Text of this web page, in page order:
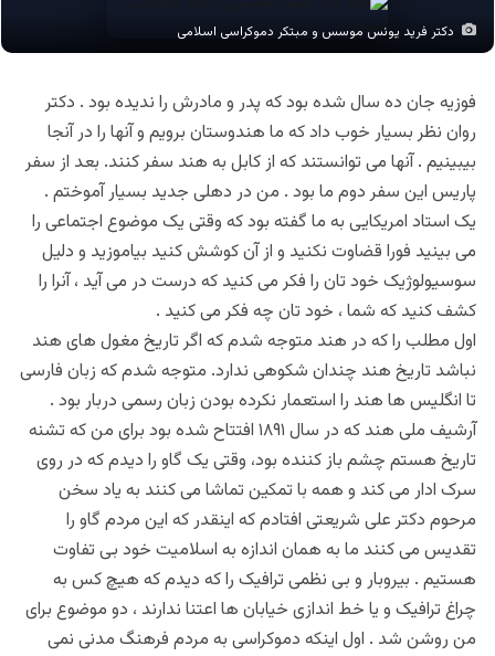
دکتر فرید یونس موسس و مبتکر دموکراسی اسلامی
فوزیه جان ده سال شده بود که پدر و مادرش را ندیده بود . دکتر
روان نظر بسیار خوب داد که ما هندوستان برویم و آنها را در آنجا
بیبینیم . آنها می توانستند که از کابل به هند سفر کنند. بعد از سفر
پاریس این سفر دوم ما بود . من در دهلی جدید بسیار آموختم .
یک استاد امریکایی به ما گفته بود که وقتی یک موضوع اجتماعی را
می بینید فورا قضاوت نکنید و از آن کوشش کنید بیاموزید و دلیل
سوسیولوژیک خود تان را فکر می کنید که درست در می آید ، آنرا را
کشف کنید که شما ، خود تان چه فکر می کنید .
اول مطلب را که در هند متوجه شدم که اگر تاریخ مغول های هند
نباشد تاریخ هند چندان شکوهی ندارد. متوجه شدم که زبان فارسی
تا انگلیس ها هند را استعمار نکرده بودن زبان رسمی دربار بود .
آرشیف ملی هند که در سال ۱۸۹۱ افتتاح شده بود برای من که تشنه
تاریخ هستم چشم باز کننده بود، وقتی یک گاو را دیدم که در روی
سرک ادار می کند و همه با تمکین تماشا می کنند به یاد سخن
مرحوم دکتر علی شریعتی افتادم که اینقدر که این مردم گاو را
تقدیس می کنند ما به همان اندازه به اسلامیت خود بی تفاوت
هستیم . بیروبار و بی نظمی ترافیک را که دیدم که هیچ کس به
چراغ ترافیک و یا خط اندازی خیابان ها اعتنا ندارند ، دو موضوع برای
من روشن شد . اول اینکه دموکراسی به مردم فرهنگ مدنی نمی